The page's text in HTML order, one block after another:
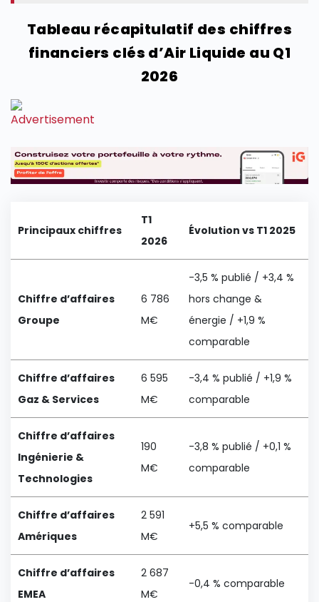
Tableau récapitulatif des chiffres
financiers clés d’Air Liquide au Q1
2026
Principaux chiffres
T1
2026
Évolution vs T1 2025
Chiffre d’affaires
Groupe
6 786
M€
-3,5 % publié / +3,4 %
hors change &
énergie / +1,9 %
comparable
Chiffre d’affaires
Gaz & Services
6 595
M€
-3,4 % publié / +1,9 %
comparable
Chiffre d’affaires
Ingénierie &
Technologies
190
M€
-3,8 % publié / +0,1 %
comparable
Chiffre d’affaires
Amériques
2 591
M€
+5,5 % comparable
Chiffre d’affaires
EMEA
2 687
M€
-0,4 % comparable